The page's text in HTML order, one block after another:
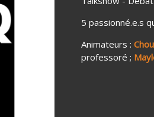
5 passionné.e.s
Animateurs :
professoré ;